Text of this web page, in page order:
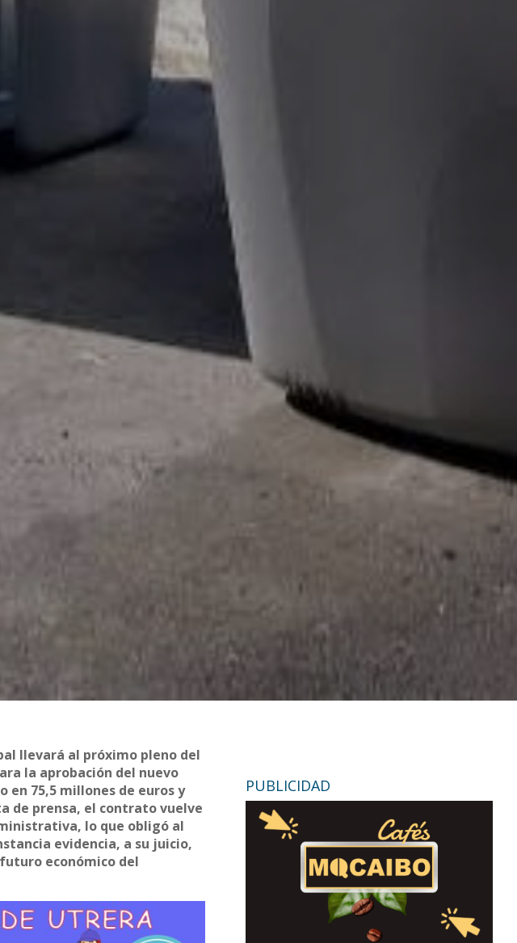
llevará al próximo pleno del
la aprobación del nuevo
75,5 millones de euros y
de prensa, el contrato vuelve
lo que obligó al
evidencia, a su juicio,
económico del
PUBLICIDAD